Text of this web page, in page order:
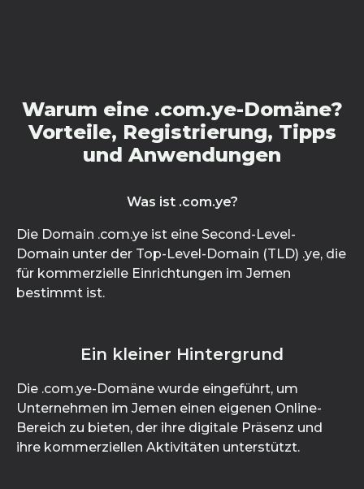
Warum eine .com.ye-Domäne?
Vorteile, Registrierung, Tipps
und Anwendungen
Was ist .com.ye?
Die Domain .com.ye ist eine Second-Level-
Domain unter der Top-Level-Domain (TLD) .ye, die
für kommerzielle Einrichtungen im Jemen
bestimmt ist.
Ein kleiner Hintergrund
Die .com.ye-Domäne wurde eingeführt, um
Unternehmen im Jemen einen eigenen Online-
Bereich zu bieten, der ihre digitale Präsenz und
ihre kommerziellen Aktivitäten unterstützt.